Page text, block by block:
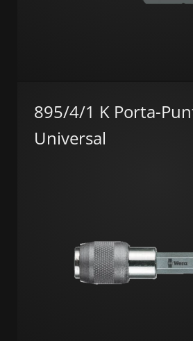
895/4/1 K Porta-
Universal